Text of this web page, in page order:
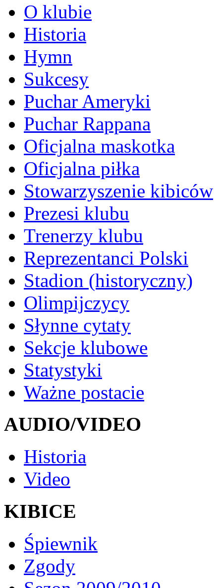
O klubie
Historia
Hymn
Sukcesy
Puchar Ameryki
Puchar Rappana
Oficjalna maskotka
Oficjalna piłka
Stowarzyszenie kibiców
Prezesi klubu
Trenerzy klubu
Reprezentanci Polski
Stadion (historyczny)
Olimpijczycy
Słynne cytaty
Sekcje klubowe
Statystyki
Ważne postacie
AUDIO/VIDEO
Historia
Video
KIBICE
Śpiewnik
Zgody